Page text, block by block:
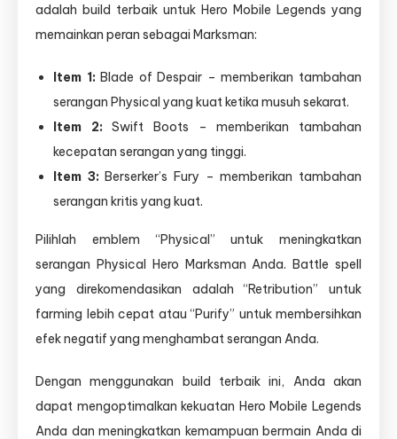
adalah build terbaik untuk Hero Mobile Legends yang
memainkan peran sebagai Marksman:
Item 1: Blade of Despair – memberikan tambahan
serangan Physical yang kuat ketika musuh sekarat.
Item 2: Swift Boots – memberikan tambahan
kecepatan serangan yang tinggi.
Item 3: Berserker’s Fury – memberikan tambahan
serangan kritis yang kuat.
Pilihlah emblem “Physical” untuk meningkatkan
serangan Physical Hero Marksman Anda. Battle spell
yang direkomendasikan adalah “Retribution” untuk
farming lebih cepat atau “Purify” untuk membersihkan
efek negatif yang menghambat serangan Anda.
Dengan menggunakan build terbaik ini, Anda akan
dapat mengoptimalkan kekuatan Hero Mobile Legends
Anda dan meningkatkan kemampuan bermain Anda di